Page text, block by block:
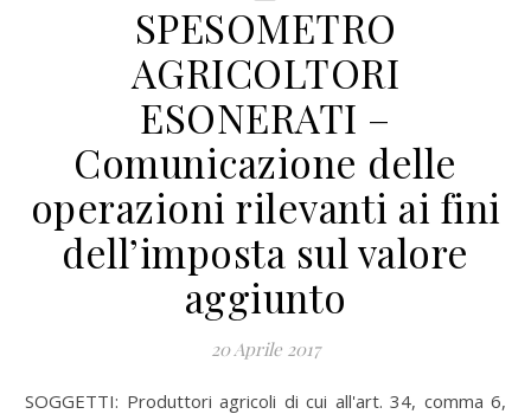
SPESOMETRO
AGRICOLTORI
ESONERATI –
Comunicazione delle
operazioni rilevanti ai fini
dell’imposta sul valore
aggiunto
20 Aprile 2017
SOGGETTI: Produttori agricoli di cui all'art. 34, comma 6,